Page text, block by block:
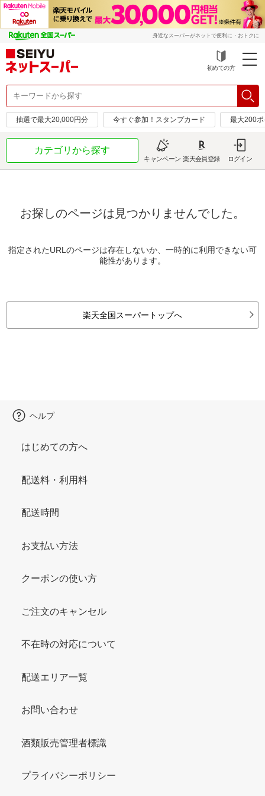
身近なスーパーがネットで便利に・おトクに
初めての方
抽選で最大20,000円分 今すぐ参加！スタンプカード 最大200
カテゴリから探す
キャンペーン 楽天会員登録 ログイン
お探しのページは見つかりませんでした。
指定されたURLのページは存在しないか、一時的に利用できない可
能性があります。
楽天全国スーパートップへ
ヘルプ
はじめての方へ
配送料・利用料
配送時間
お支払い方法
クーポンの使い方
ご注文のキャンセル
不在時の対応について
配送エリア一覧
お問い合わせ
酒類販売管理者標識
プライバシーポリシー